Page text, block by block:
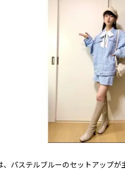
、パステルブルーのセットアップ